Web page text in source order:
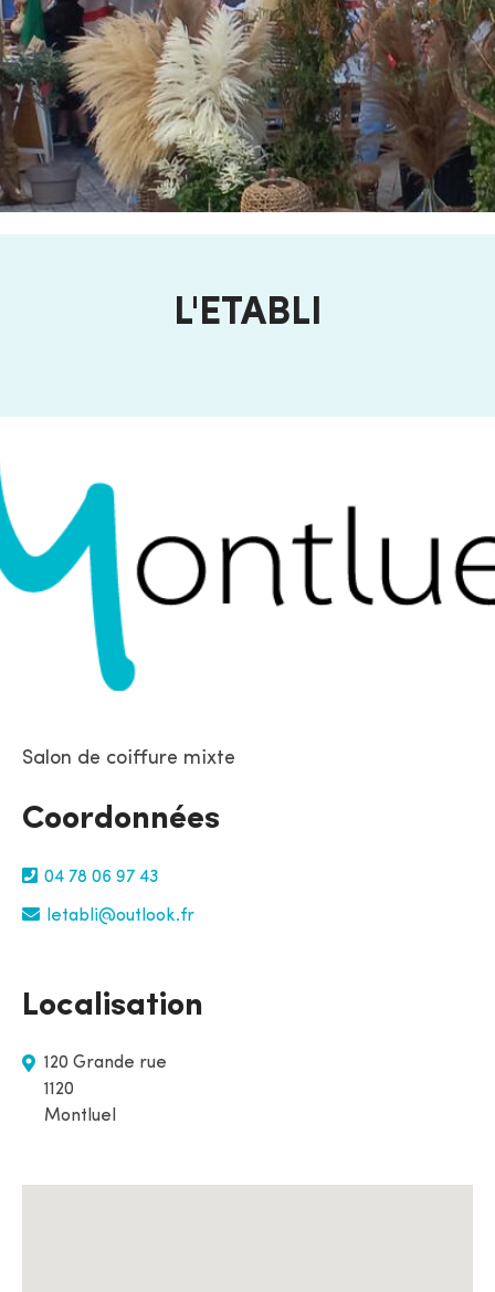
L'ETABLI
Salon de coiffure mixte
Coordonnées
04 78 06 97 43
letabli@outlook.fr
Localisation
120 Grande rue
1120
Montluel